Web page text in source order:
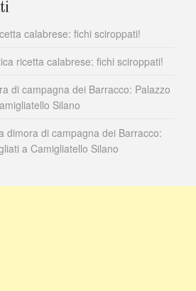
calabrese: fichi sciroppati!
ricetta calabrese: fichi sciroppati!
di campagna dei Barracco: Palazzo
Silano
dimora di campagna dei Barracco:
a Camigliatello Silano